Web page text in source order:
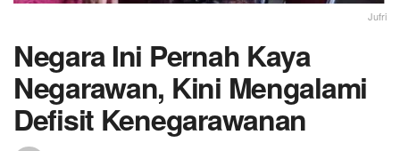
Jufri
Negara Ini Pernah Kaya
Negarawan, Kini Mengalami
Defisit Kenegarawanan